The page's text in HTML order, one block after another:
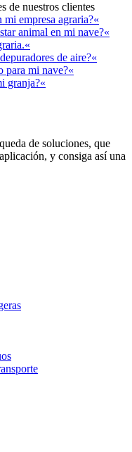
de nuestros clientes
empresa agraria?«
animal en mi nave?«
de aire?«
para mi nave?«
granja?«
de soluciones, que
y consiga así una